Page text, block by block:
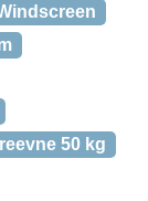
50 kg